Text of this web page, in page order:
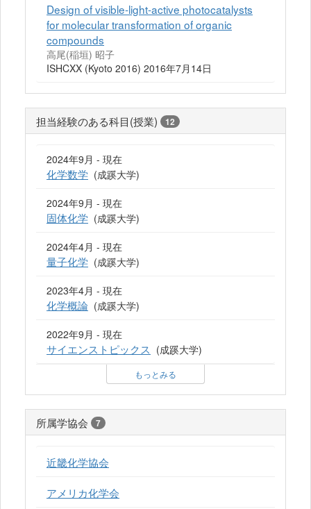
Design of visible-light-active photocatalysts
for molecular transformation of organic
compounds
高尾(稲垣) 昭子
ISHCXX (Kyoto 2016) 2016年7月14日
担当経験のある科目(授業) 12
2024年9月 - 現在
化学数学 (成蹊大学)
2024年9月 - 現在
固体化学 (成蹊大学)
2024年4月 - 現在
量子化学 (成蹊大学)
2023年4月 - 現在
化学概論 (成蹊大学)
2022年9月 - 現在
サイエンストピックス (成蹊大学)
もっとみる
所属学協会 7
近畿化学協会
アメリカ化学会